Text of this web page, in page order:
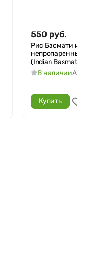
550 руб.
Рис Басмати
непропаренный
(Indian Basmati
В наличии
Купить